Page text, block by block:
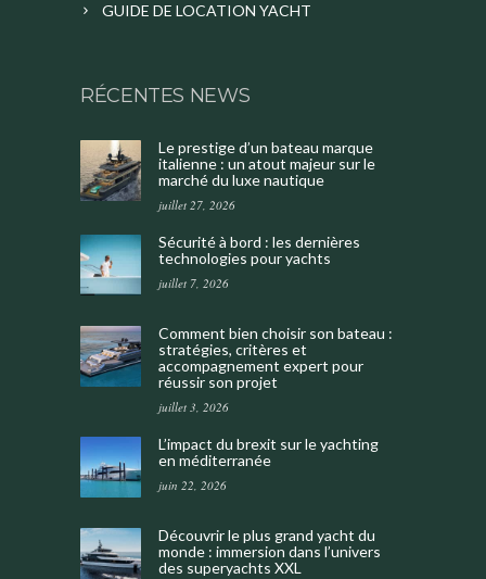
GUIDE DE LOCATION YACHT
RÉCENTES NEWS
Le prestige d’un bateau marque
italienne : un atout majeur sur le
marché du luxe nautique
juillet 27, 2026
Sécurité à bord : les dernières
technologies pour yachts
juillet 7, 2026
Comment bien choisir son bateau :
stratégies, critères et
accompagnement expert pour
réussir son projet
juillet 3, 2026
L’impact du brexit sur le yachting
en méditerranée
juin 22, 2026
Découvrir le plus grand yacht du
monde : immersion dans l’univers
des superyachts XXL